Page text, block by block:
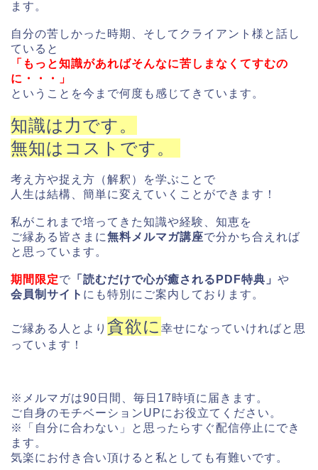
ます。
自分の苦しかった時期、そしてクライアント様と話し
ていると
「もっと知識があればそんなに苦しまなくてすむの
に・・・」
ということを今まで何度も感じてきています。
知識は力です。
無知はコストです。
考え方や捉え方（解釈）を学ぶことで
人生は結構、簡単に変えていくことができます！
私がこれまで培ってきた知識や経験、知恵を
ご縁ある皆さまに無料メルマガ講座で分かち合えれば
と思っています。
期間限定で 「読むだけで心が癒されるPDF特典」 や
会員制サイト にも特別にご案内しております。
ご縁ある人とより 貪欲に 幸せになっていければと思
っています！
※メルマガは90日間、毎日17時頃に届きます。
ご自身のモチベーションUPにお役立てください。
※「自分に合わない」と思ったらすぐ配信停止にでき
ます。
気楽にお付き合い頂けると私としても有難いです。